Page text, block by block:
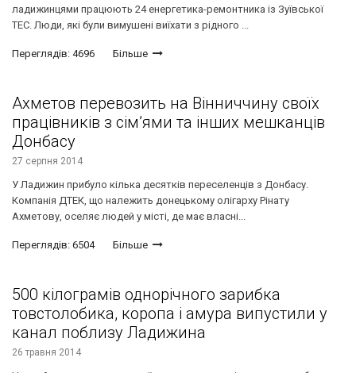
ладижинцями працюють 24 енергетика-ремонтника із Зуївської
ТЕС. Люди, які були вимушені виїхати з рідного ...
Переглядів: 4696 Більше
Ахметов перевозить на Вінниччину своїх
працівників з сім’ями та інших мешканців
Донбасу
27 серпня 2014
У Ладижин прибуло кілька десятків переселенців з Донбасу.
Компанія ДТЕК, що належить донецькому олігарху Рінату
Ахметову, оселяє людей у місті, де має власні...
Переглядів: 6504 Більше
500 кілограмів однорічного зарибка
товстолобика, коропа і амура випустили у
канал поблизу Ладижина
26 травня 2014